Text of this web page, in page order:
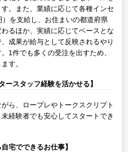
。また、業績に応じて各種インセ
を支給し、お住まいの都道府県
るほか、実績に応じてベースとな
成果が給与として反映されるやり
1件でも多くの受注を出すため、
す。
ースタッフ経験を活かせる】
ら、ロープレやトークスクリプト
経験者でも安心してスタートでき
宅でできるお仕事】